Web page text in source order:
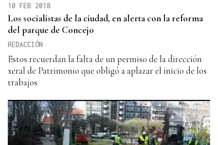
10 FEB 2018
Los socialistas de la ciudad, en alerta con la reforma
del parque de Concejo
REDACCIÓN
Estos recuerdan la falta de un permiso de la dirección
xeral de Patrimonio que obligó a aplazar el inicio de los
trabajos